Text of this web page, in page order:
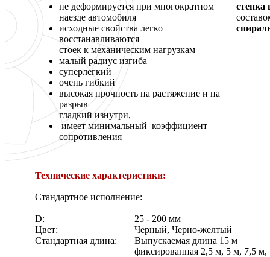
не деформируется при многократном
наезде автомобиля
исходные свойства легко
восстанавливаются
стоек к механическим нагрузкам
малый радиус изгиба
суперлегкий
очень гибкий
высокая прочность на растяжение и на
разрыв
гладкий изнутри,
имеет минимальный коэффициент
сопротивления
стенка
Технические характеристики:
Стандартное исполнение:
D:
25 - 200 мм
Цвет:
Черный, Черно-желтый
Стандартная длина:
Выпускаемая длина 15 м
фиксированная 2,5 м, 5 м, 7,5